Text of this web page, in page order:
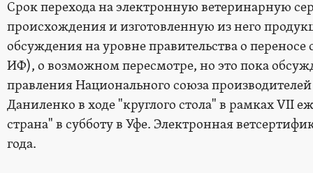
Срок перехода на электронную ветеринарную
происхождения и изготовленную из него
обсуждения на уровне правительства о
ИФ), о возможном пересмотре, но это пока
правления Национального союза
Даниленко в ходе "круглого стола" в рамках VII
страна" в субботу в Уфе. Электронная
года.